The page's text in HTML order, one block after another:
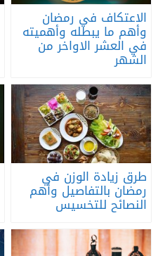
الاعتكاف في رمضان
وأهم ما يبطله وأهميته
في العشر الاواخر من
الشهر
طرق زيادة الوزن في
رمضان بالتفاصيل وأهم
النصائح للتخسيس